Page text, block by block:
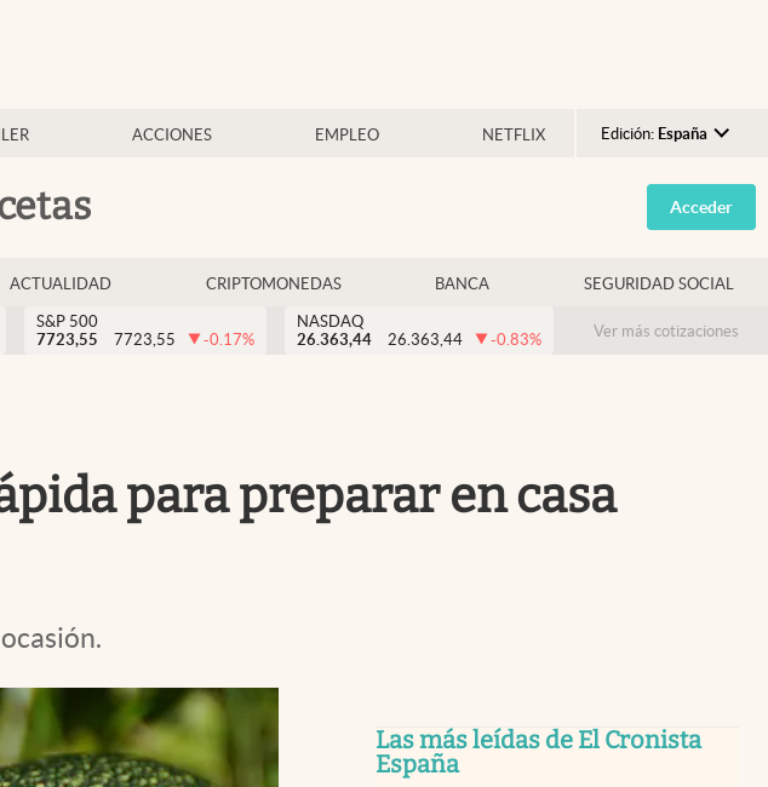
ACCIONES EMPLEO NETFLIX Edición: España
Argentina
España
USA
Colombia
Acceder
ACTUALIDAD CRIPTOMONEDAS BANCA SEGURIDAD SOCIAL
S&P 500
7723,55
7723,55 -0.17%
NASDAQ
26.363,44
26.363,44 -0.83% Ver más cotizaciones
para preparar en casa
Las más leídas de El Cronista
España